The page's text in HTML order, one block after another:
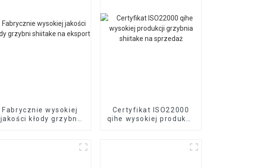
Fabrycznie wysokiej
jakości kłody grzybni
Certyfikat ISO22000
qihe wysokiej produkcji